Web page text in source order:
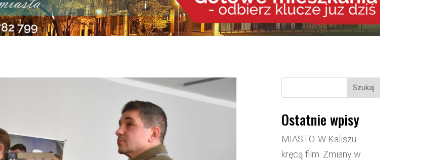
Szukaj
Ostatnie wpisy
MIASTO. W Kaliszu
kręcą film. Zmiany w